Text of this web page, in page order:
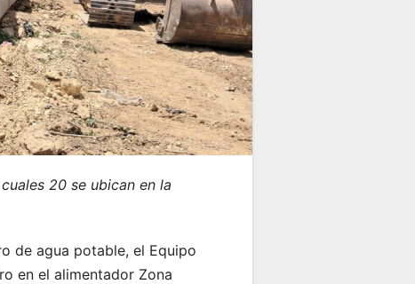
20 se ubican en la
de agua potable, el Equipo
en el alimentador Zona